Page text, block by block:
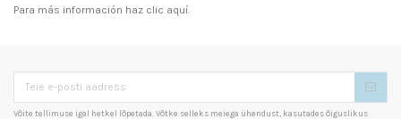
Para más información haz clic aquí
Võite tellimuse igal hetkel lõpetada. Võtke selleks meiega ühendust, kasutades õiguslikus